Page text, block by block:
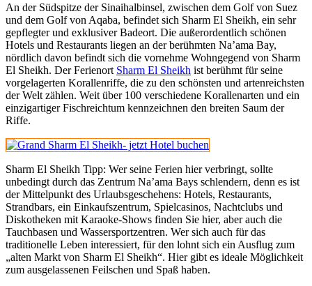
An der Südspitze der Sinaihalbinsel, zwischen dem Golf von Suez
und dem Golf von Aqaba, befindet sich Sharm El Sheikh, ein sehr
gepflegter und exklusiver Badeort. Die außerordentlich schönen
Hotels und Restaurants liegen an der berühmten Na’ama Bay,
nördlich davon befindt sich die vornehme Wohngegend von Sharm
El Sheikh. Der Ferienort Sharm El Sheikh ist berühmt für seine
vorgelagerten Korallenriffe, die zu den schönsten und artenreichsten
der Welt zählen. Weit über 100 verschiedene Korallenarten und ein
einzigartiger Fischreichtum kennzeichnen den breiten Saum der
Riffe.
Sharm El Sheikh Tipp: Wer seine Ferien hier verbringt, sollte
unbedingt durch das Zentrum Na’ama Bays schlendern, denn es ist
der Mittelpunkt des Urlaubsgeschehens: Hotels, Restaurants,
Strandbars, ein Einkaufszentrum, Spielcasinos, Nachtclubs und
Diskotheken mit Karaoke-Shows finden Sie hier, aber auch die
Tauchbasen und Wassersportzentren. Wer sich auch für das
traditionelle Leben interessiert, für den lohnt sich ein Ausflug zum
„alten Markt von Sharm El Sheikh“. Hier gibt es ideale Möglichkeit
zum ausgelassenen Feilschen und Spaß haben.